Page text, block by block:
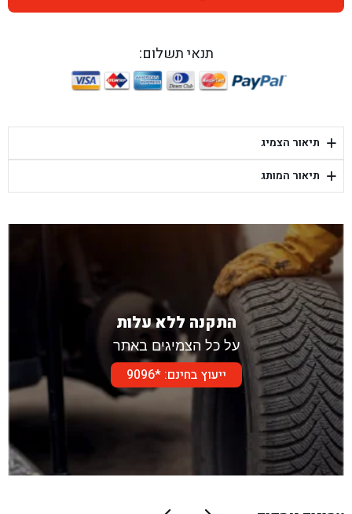
בן גל - היובלים 26, הוד השרון - הוד השרון
בן גל - יפת 88, תל אביב יפו - תל אביב
בן גל - דור אלון הר טוב - בית שמש
תנאי תשלום:
+ תיאור הצמיג
+ תיאור המותג
התקנה ללא עלות
על כל הצמיגים באתר
ייעוץ בחינם: *9096